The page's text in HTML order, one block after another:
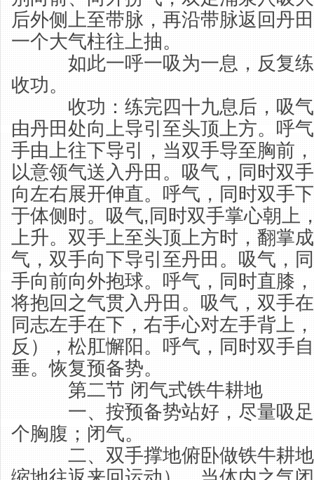
后外侧上至带脉，再沿带脉返回丹
一个大气柱往上抽。
如此一呼一吸为一息，反复练
收功。
收功：练完四十九息后，吸气
由丹田处向上导引至头顶上方。呼
手由上往下导引，当双手导至胸前
以意领气送入丹田。吸气，同时双
向左右展开伸直。呼气，同时双手
于体侧时。吸气,同时双手掌心朝上
上升。双手上至头顶上方时，翻掌
气，双手向下导引至丹田。吸气，
手向前向外抱球。呼气，同时直膝
将抱回之气贯入丹田。吸气，双手
同志左手在下，右手心对左手背上
反），松肛懈阳。呼气，同时双手
垂。恢复预备势。
第二节 闭气式铁牛耕地
一、按预备势站好，尽量吸足
个胸腹；闭气。
二、双手撑地俯卧做铁牛耕地